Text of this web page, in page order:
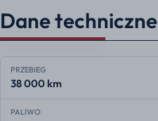
Dane techniczne
PRZEBIEG
38 000 km
PALIWO